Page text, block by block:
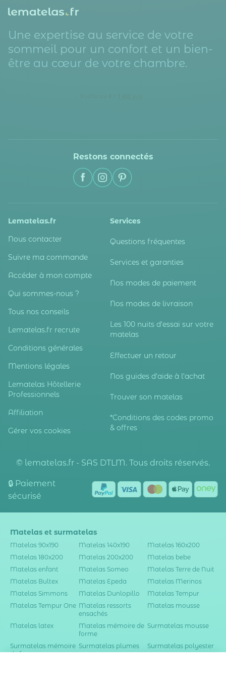
Une expertise au service de votre
sommeil pour un confort et un bien-
être au cœur de votre chambre.
Restons connectés
Lematelas.fr
Nous contacter
Suivre ma commande
Accéder à mon compte
Qui sommes-nous ?
Tous nos conseils
Lematelas.fr recrute
Conditions générales
Mentions légales
Lematelas Hôtellerie
Professionnels
Affiliation
Gérer vos cookies
Services
Questions fréquentes
Services et garanties
Nos modes de paiement
Nos modes de livraison
Les 100 nuits d'essai sur votre
matelas
Effectuer un retour
Nos guides d'aide à l'achat
Trouver son matelas
*Conditions des codes promo
& offres
© lematelas.fr - SAS DTLM. Tous droits réservés.
🔒 Paiement
sécurisé
Matelas et surmatelas
Matelas 90x190 Matelas 140x190
Matelas 160x200
Matelas 180x200
Matelas 200x200
Matelas bebe
Matelas enfant
Matelas Someo
Matelas Terre de Nuit
Matelas Bultex
Matelas Epeda
Matelas Merinos
Matelas Simmons
Matelas Dunlopillo
Matelas Tempur
Matelas Tempur One Matelas ressorts
ensachés
Matelas mousse
Matelas latex
Matelas mémoire de
forme
Surmatelas mousse
Surmatelas mémoire
de forme
Surmatelas plumes Surmatelas polyester